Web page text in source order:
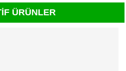
ÜRÜNLER